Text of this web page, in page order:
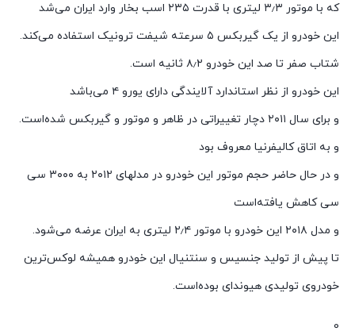
که با موتور ۳٫۳ لیتری با قدرت ۲۳۵ اسب بخار وارد ایران می‌شد
این خودرو از یک گیربکس ۵ سرعته شیفت ترونیک استفاده می‌کند.
شتاب صفر تا صد این خودرو ۸٫۲ ثانیه است.
این خودرو از نظر استاندارد آلایندگی دارای یورو ۴ می‌باشد
و برای سال ۲۰۱۱ دچار تغییراتی در ظاهر و موتور و گیربکس شده‌است.
و به اتاق کالیفرنیا معروف بود
و در حال حاضر حجم موتور این خودرو در مدلهای ۲۰۱۲ به ۳۰۰۰ سی
سی کاهش یافته‌است
و مدل ۲۰۱۸ این خودرو با موتور ۲٫۴ لیتری به ایران عرضه می‌شود.
تا پیش از تولید جنسیس و سنتنیال این خودرو همیشه لوکس‌ترین
خودروی تولیدی هیوندای بوده‌است.
0